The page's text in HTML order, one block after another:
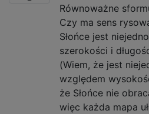
Równoważne
Czy ma sens
Słońce jest
szerokości i
(Wiem, że jest
względem
że Słońce nie
więc każda mapa